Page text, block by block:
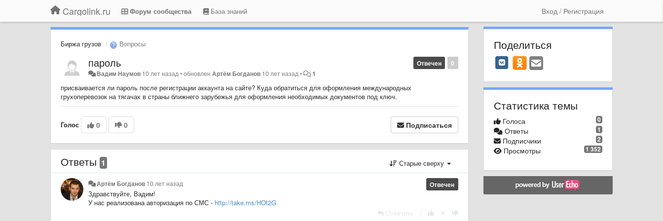
Cargolink.ru Форум сообщества База знаний Вход / Регистрация
Биржа грузов Вопросы
0
Отвечен
пароль
Вадим Наумов 10 лет назад •обновленАртём Богданов 10 лет назад • 1
присваивается ли пароль после регистрации аккаунта на сайте? Куда обратиться для оформления международных
грухоперевозок на тягачах в страны ближнего зарубежья для оформления необходимых документов под ключ.
Голос 0 0 Подписаться
Ответы 1 Старые сверху
Отвечен
Артём Богданов 10 лет назад
Здравствуйте, Вадим!
У нас реализована авторизация по СМС - http://take.ms/HOt2G
Ответить
Поделиться
Статистика темы
0
Голоса
1
Ответы
2
Подписчики
1 352
Просмотры